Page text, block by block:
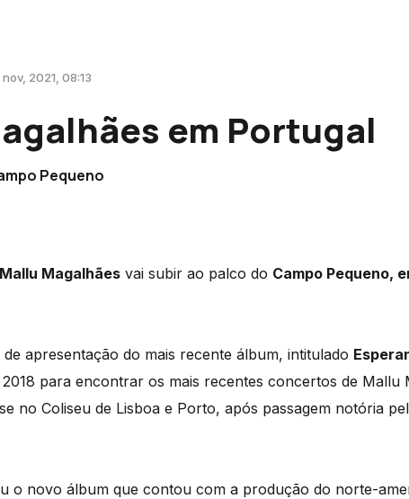
nov, 2021, 08:13
em Portugal
Pequeno
Mallu Magalhães vai subir ao palco do Campo Pequeno,
apresentação do mais recente álbum, intitulado
para encontrar os mais recentes concertos de Mallu
no Coliseu de Lisboa e Porto, após passagem notória
o novo álbum que contou com a produção do norte-